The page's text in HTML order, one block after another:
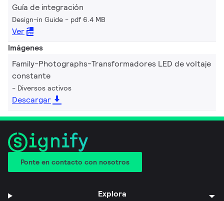
Guía de integración
Design-in Guide pdf 6.4 MB
Ver
Imágenes
Family-Photographs-Transformadores LED de voltaje
constante
Diversos activos
Descargar
Ponte en contacto con nosotros
Explora